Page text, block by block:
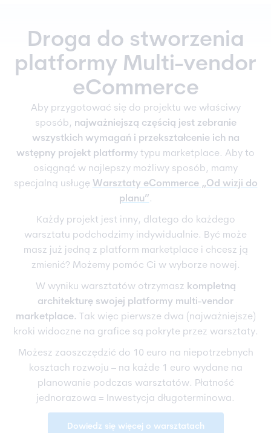
Droga do stworzenia
platformy Multi-vendor
eCommerce
Aby przygotować się do projektu we właściwy
sposób, najważniejszą częścią jest zebranie
wszystkich wymagań i przekształcenie ich na
wstępny projekt platformy typu marketplace. Aby to
osiągnąć w najlepszy możliwy sposób, mamy
specjalną usługę Warsztaty eCommerce „Od wizji do
planu”.
Każdy projekt jest inny, dlatego do każdego
warsztatu podchodzimy indywidualnie. Być może
masz już jedną z platform marketplace i chcesz ją
zmienić? Możemy pomóc Ci w wyborze nowej.
W wyniku warsztatów otrzymasz kompletną
architekturę swojej platformy multi-vendor
marketplace. Tak więc pierwsze dwa (najważniejsze)
kroki widoczne na grafice są pokryte przez warsztaty.
Możesz zaoszczędzić do 10 euro na niepotrzebnych
kosztach rozwoju – na każde 1 euro wydane na
planowanie podczas warsztatów. Płatność
jednorazowa = Inwestycja długoterminowa.
Dowiedz się więcej o warsztatach